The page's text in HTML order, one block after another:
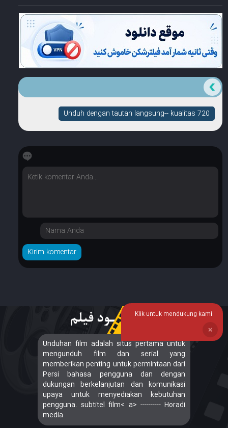
Unduh dengan tautan langsung-- kualitas 720
Berapa banyak bintang yang dimilikinya?
Unduhan film adalah situs pertama untuk
mengunduh film dan serial yang
memberikan penting untuk permintaan dari
Persi bahasa pengguna dan dengan
dukungan berkelanjutan dan komunikasi
upaya untuk menyediakan kebutuhan
pengguna. subtitel film< a> ---------- Horadi
media
Klik untuk mendukung kami
❌